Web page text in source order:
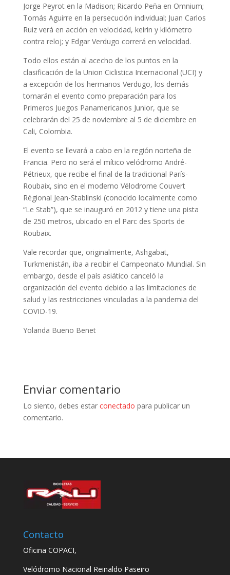
Jorge Peyrot en la Madison; Ricardo Peña en Omnium;
Tomás Aguirre en la persecución individual; Juan Carlos
Ruiz verá en acción en velocidad, keirin y kilómetro
contra reloj; y Edgar Verdugo correrá en velocidad.
Todo ellos están al acecho de los puntos en la
clasificación de la Union Ciclistica Internacional (UCI) y
a excepción de los hermanos Verdugo, los demás
tomarán el evento como preparación para los
Primeros Juegos Panamericanos Junior, que se
celebrarán del 25 de noviembre al 5 de diciembre en
Cali, Colombia.
El evento se llevará a cabo en la región norteña de
Francia. Pero no será el mítico velódromo André-
Pétrieux, que recibe el final de la tradicional París-
Roubaix, sino en el moderno Vélodrome Couvert
Régional Jean-Stablinski (conocido localmente como
“Le Stab”), que se inauguró en 2012 y tiene una pista
de 250 metros, ubicado en el Parc des Sports de
Roubaix.
Vale recordar que, originalmente, Ashgabat,
Turkmenistán, iba a recibir el Campeonato Mundial. Sin
embargo, desde el país asiático canceló la
organización del evento debido a las limitaciones de
salud y las restricciones vinculadas a la pandemia del
COVID-19.
Yolanda Bueno Benet
Enviar comentario
Lo siento, debes estar conectado para publicar un
comentario.
Contacto
Oficina COPACI,
Velódromo Nacional Reinaldo Paseiro